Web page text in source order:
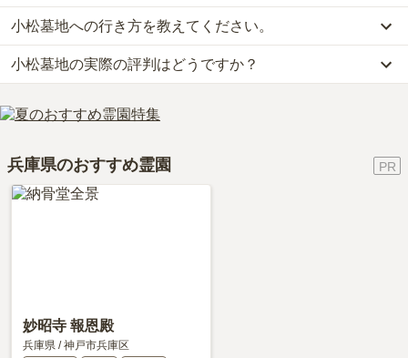
小松墓地では、一般墓が約70万円(墓石代別)からお求めいただけま
す。
なお、小松墓地がある兵庫県の相場は、一般墓が約85万円（墓石代
別途）です。
お墓は、価格が高いものがよい、安いものが悪い、という訳ではあ
小松墓地への行き方を教えてください。
公共交通機関の場合、阪神電鉄「武庫川駅」西口から徒歩約5分で
す。
車の場合、阪神高速3号神戸線「武庫川インター」から車で約3分で
す。
確認ください。
小松墓地の実際の評判はどうですか？
小松墓地の口コミはまだ投稿されておりません。
口コミはあくまで一つの目安です。資料請求や現地見学を通して、
兵庫県のおすすめ霊園
妙昭寺 報恩殿
兵庫県 /神戸市兵庫区